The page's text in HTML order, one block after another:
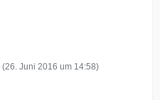
(26. Juni 2016 um 14:58)